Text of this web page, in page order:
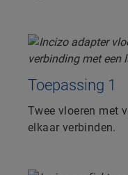
Toepassing 1
Twee vloeren met
elkaar verbinden.